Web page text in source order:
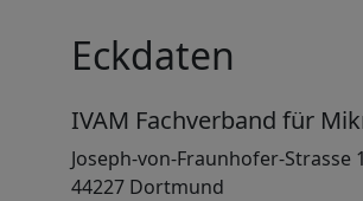
Eckdaten
IVAM Fachverband für
Joseph-von-Fraunhofer-Strasse
44227 Dortmund